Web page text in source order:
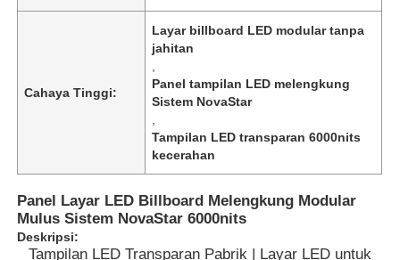
Cahaya Tinggi:
Layar billboard LED modular tanpa
jahitan
Panel tampilan LED melengkung
Sistem NovaStar
Tampilan LED transparan 6000nits
kecerahan
Panel Layar LED Billboard Melengkung Modular
Mulus Sistem NovaStar 6000nits
Deskripsi:
Tampilan LED Transparan Pabrik | Layar LED untuk